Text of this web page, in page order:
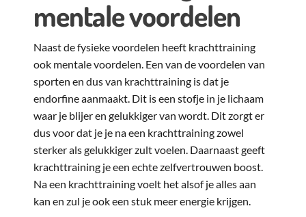
mentale voordelen
Naast de fysieke voordelen heeft krachttraining
ook mentale voordelen. Een van de voordelen van
sporten en dus van krachttraining is dat je
endorfine aanmaakt. Dit is een stofje in je lichaam
waar je blijer en gelukkiger van wordt. Dit zorgt er
dus voor dat je je na een krachttraining zowel
sterker als gelukkiger zult voelen. Daarnaast geeft
krachttraining je een echte zelfvertrouwen boost.
Na een krachttraining voelt het alsof je alles aan
kan en zul je ook een stuk meer energie krijgen.